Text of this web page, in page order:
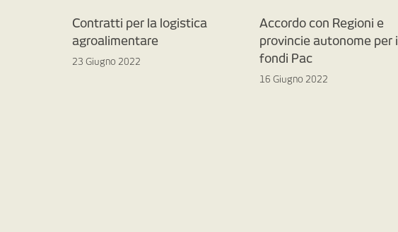
Contratti per la logistica
agroalimentare
23 Giugno 2022
Accordo con Regioni e
provincie autonome per i
fondi Pac
16 Giugno 2022